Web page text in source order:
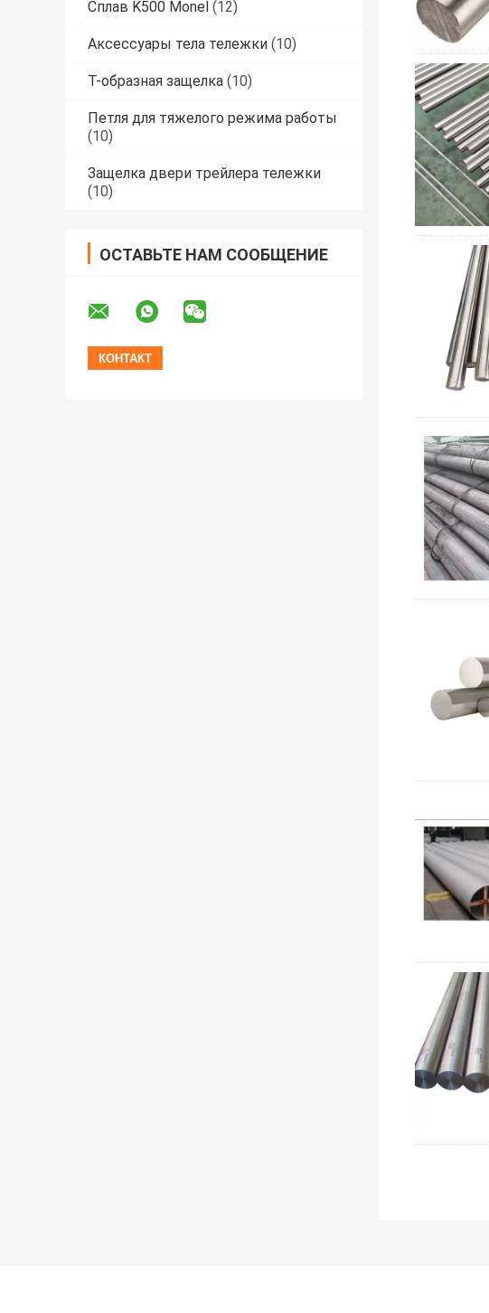
Сплав K500 Monel (12)
Аксессуары тела тележки (10)
Т-образная защелка (10)
Петля для тяжелого режима работы
(10)
Защелка двери трейлера тележки
(10)
ОСТАВЬТЕ НАМ СООБЩЕНИЕ